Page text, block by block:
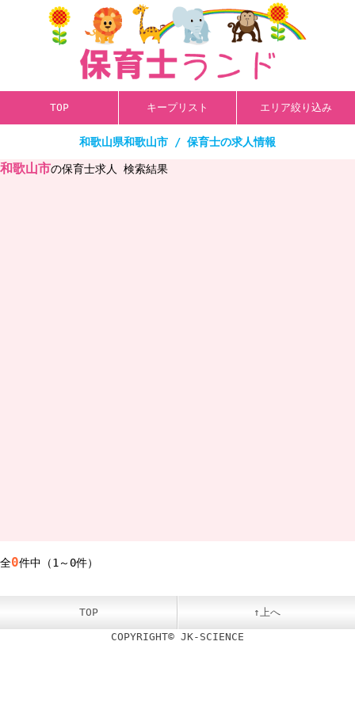
TOP キープリスト エリア絞り込み
和歌山県和歌山市 / 保育士の求人情報
和歌山市の保育士求人 検索結果
全0件中（1～0件）
TOP ↑上へ
COPYRIGHT© JK-SCIENCE